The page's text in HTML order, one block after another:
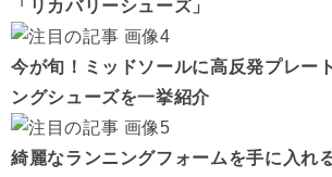
「リカバリーシューズ」
今が旬！ミッドソールに高反発プレー
ングシューズを一挙紹介
綺麗なランニングフォームを手に入れ